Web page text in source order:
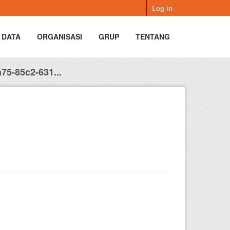
Log in
ORGANISASI GRUP TENTANG
85c2-631...